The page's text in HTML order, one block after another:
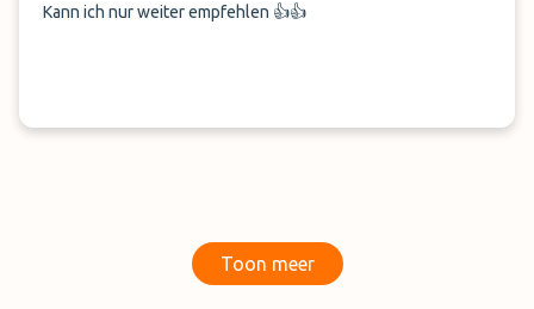
Kann ich nur weiter empfehlen 👍👍
Toon meer